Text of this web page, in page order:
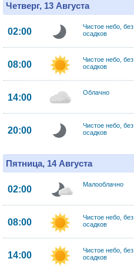
Четверг, 13 Августа
02:00
Чистое небо, без
осадков
08:00
Чистое небо, без
осадков
14:00 Облачно
20:00
Чистое небо, без
осадков
Пятница, 14 Августа
02:00 Малооблачно
08:00
Чистое небо, без
осадков
14:00
Чистое небо, без
осадков